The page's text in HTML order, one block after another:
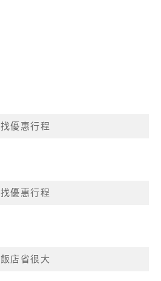
找優惠行程
找優惠行程
飯店省很大